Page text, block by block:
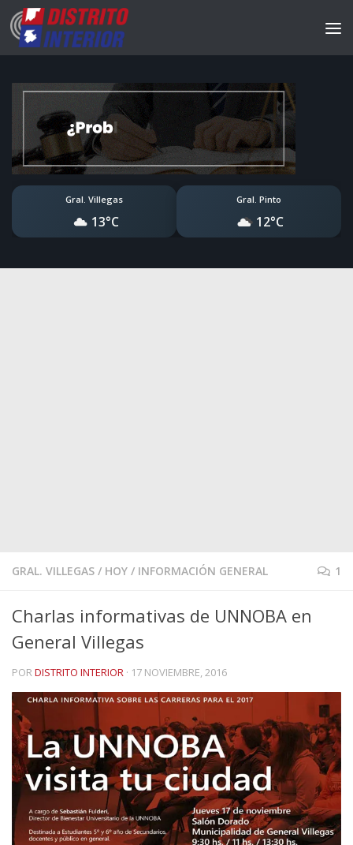
Gral. Villegas
13°C
Gral. Pinto
12°C
GRAL. VILLEGAS / HOY / INFORMACIÓN GENERAL 1
Charlas informativas de UNNOBA en
General Villegas
PORDISTRITO INTERIOR · 17 NOVIEMBRE, 2016